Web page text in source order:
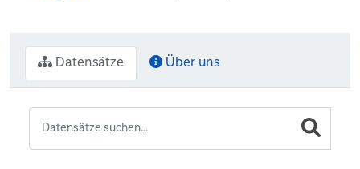
Datensätze Über uns